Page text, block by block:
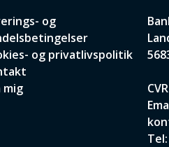
og
og privatlivspolitik
mig